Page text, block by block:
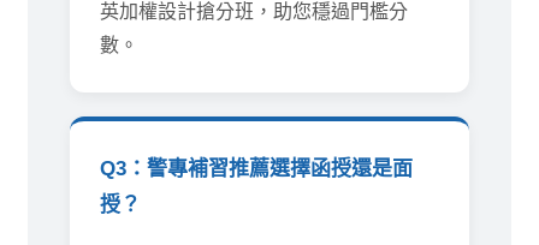
英加權設計搶分班，助您穩過門檻分
數。
Q3：警專補習推薦選擇函授還是面
授？